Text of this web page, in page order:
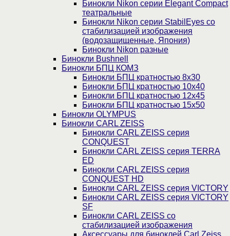
Бинокли Nikon серии Elegant Compact
театральные
Бинокли Nikon серии StabilEyes со
стабилизацией изображения
(водозащищенные, Япония)
Бинокли Nikon разные
Бинокли Bushnell
Бинокли БПЦ КОМЗ
Бинокли БПЦ кратностью 8х30
Бинокли БПЦ кратностью 10х40
Бинокли БПЦ кратностью 12х45
Бинокли БПЦ кратностью 15х50
Бинокли OLYMPUS
Бинокли CARL ZEISS
Бинокли CARL ZEISS серия
CONQUEST
Бинокли CARL ZEISS серия TERRA
ED
Бинокли CARL ZEISS серия
CONQUEST HD
Бинокли CARL ZEISS серия VICTORY
Бинокли CARL ZEISS серия VICTORY
SF
Бинокли CARL ZEISS со
стабилизацией изображения